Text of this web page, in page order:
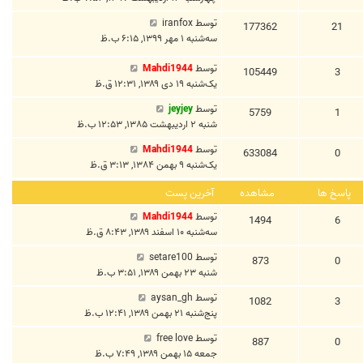
21
177362 توسطiranfox
سه‌شنبه ۱ مهر ۱۳۹۹, ۶:۱۵ ب.ظ
3
105449 توسطMahdi1944
یک‌شنبه ۱۹ دی ۱۳۸۹, ۱۲:۳۱ ق.ظ
1
5759 توسطjeyjey
شنبه ۲ اردیبهشت ۱۳۸۵, ۱۲:۵۳ ب.ظ
0
633084 توسطMahdi1944
یک‌شنبه ۹ بهمن ۱۳۸۴, ۳:۱۳ ق.ظ
پاسخ ها مشاهده آخرین پست
6
1494 توسطMahdi1944
سه‌شنبه ۱۰ اسفند ۱۳۸۹, ۸:۴۳ ق.ظ
0
873 توسط setare100
شنبه ۲۳ بهمن ۱۳۸۹, ۳:۵۱ ب.ظ
3
1082 توسط aysan_gh
پنج‌شنبه ۲۱ بهمن ۱۳۸۹, ۱۲:۴۱ ب.ظ
0
887 توسطfree love
جمعه ۱۵ بهمن ۱۳۸۹, ۷:۴۹ ب.ظ